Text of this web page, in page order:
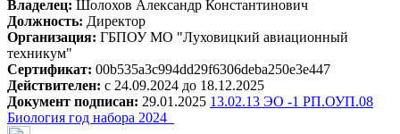
Владелец: Шолохов Александр Константинович
Должность: Директор
Организация: ГБПОУ МО "Луховицкий авиационный
техникум"
Сертификат: 00b535a3c994dd29f6306deba250e3e447
Действителен: с 24.09.2024 до 18.12.2025
Документ подписан: 29.01.2025 13.02.13 ЭО -1 РП.ОУП.08
Биология год набора 2024_